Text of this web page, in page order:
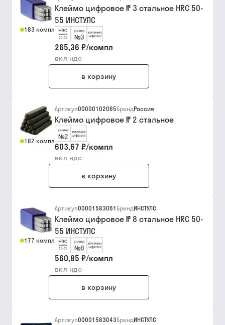
183 компл
Клеймо цифровое № 3 стальное HRC 50-
55 ИНСТУЛС
265,36 ₽/компл
вкл ндс
в корзину
182 компл
Артикул00000102065БрендРоссия
Клеймо цифровое № 2 стальное
603,67 ₽/компл
вкл ндс
в корзину
177 компл
Артикул00001583061 БрендИНСТУЛС
Клеймо цифровое № 8 стальное HRC 50-
55 ИНСТУЛС
560,85 ₽/компл
вкл ндс
в корзину
Артикул00001583043БрендИНСТУЛС